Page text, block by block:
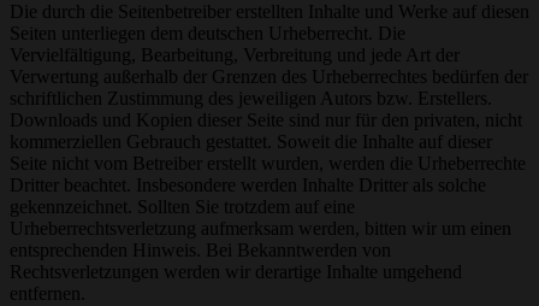
Die durch die Seitenbetreiber erstellten Inhalte und Werke auf diesen
Seiten unterliegen dem deutschen Urheberrecht. Die
Vervielfältigung, Bearbeitung, Verbreitung und jede Art der
Verwertung außerhalb der Grenzen des Urheberrechtes bedürfen der
schriftlichen Zustimmung des jeweiligen Autors bzw. Erstellers.
Downloads und Kopien dieser Seite sind nur für den privaten, nicht
kommerziellen Gebrauch gestattet. Soweit die Inhalte auf dieser
Seite nicht vom Betreiber erstellt wurden, werden die Urheberrechte
Dritter beachtet. Insbesondere werden Inhalte Dritter als solche
gekennzeichnet. Sollten Sie trotzdem auf eine
Urheberrechtsverletzung aufmerksam werden, bitten wir um einen
entsprechenden Hinweis. Bei Bekanntwerden von
Rechtsverletzungen werden wir derartige Inhalte umgehend
entfernen.